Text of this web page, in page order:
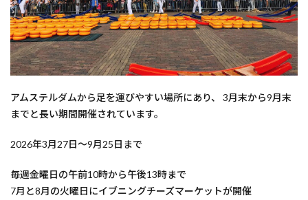
アムステルダムから足を運びやすい場所にあり、 3月末から9月末
までと長い期間開催されています。
2026年3月27日～9月25日まで
毎週金曜日の午前10時から午後13時まで
7月と8月の火曜日にイブニングチーズマーケットが開催